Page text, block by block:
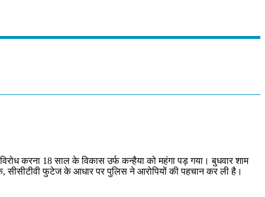
करना 18 साल के विकास उर्फ कन्हैया को महंगा पड़ गया। बुधवार शाम
फुटेज के आधार पर पुलिस ने आरोपियों की पहचान कर ली है।